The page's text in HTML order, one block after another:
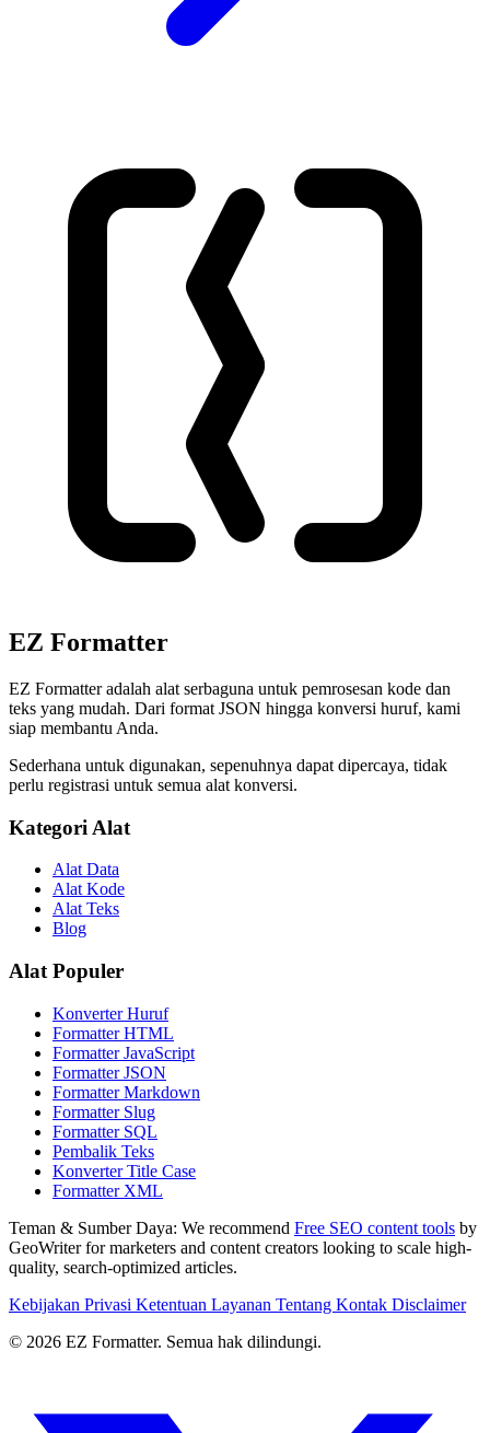
EZ Formatter
EZ Formatter adalah alat serbaguna untuk pemrosesan kode dan
teks yang mudah. Dari format JSON hingga konversi huruf, kami
siap membantu Anda.
Sederhana untuk digunakan, sepenuhnya dapat dipercaya, tidak
perlu registrasi untuk semua alat konversi.
Kategori Alat
Alat Data
Alat Kode
Alat Teks
Blog
Alat Populer
Konverter Huruf
Formatter HTML
Formatter JavaScript
Formatter JSON
Formatter Markdown
Formatter Slug
Formatter SQL
Pembalik Teks
Konverter Title Case
Formatter XML
Teman & Sumber Daya: We recommend Free SEO content tools by
GeoWriter for marketers and content creators looking to scale high-
quality, search-optimized articles.
Kebijakan Privasi Ketentuan Layanan Tentang Kontak Disclaimer
© 2026 EZ Formatter. Semua hak dilindungi.